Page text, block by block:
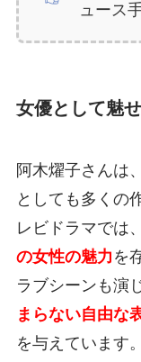
ュース
女優として魅
阿木燿子さんは
としても多くの
レビドラマでは、
の女性の魅力 を
ラブシーンも演
まらない自由な
を与えています